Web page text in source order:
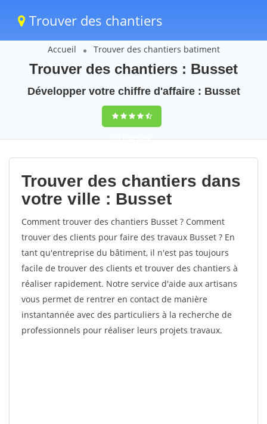
Trouver des chantiers
Accueil Trouver des chantiers batiment
Trouver des chantiers : Busset
Développer votre chiffre d'affaire : Busset
9,5(100%)60
votes
Trouver des chantiers dans
votre ville : Busset
Comment trouver des chantiers Busset ? Comment
trouver des clients pour faire des travaux Busset ? En
tant qu'entreprise du bâtiment, il n'est pas toujours
facile de trouver des clients et trouver des chantiers à
réaliser rapidement. Notre service d'aide aux artisans
vous permet de rentrer en contact de manière
instantannée avec des particuliers à la recherche de
professionnels pour réaliser leurs projets travaux.